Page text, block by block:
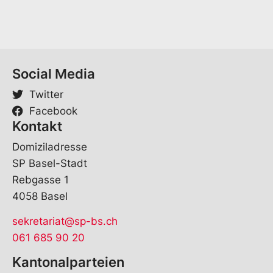
Social Media
Twitter
Facebook
Kontakt
Domiziladresse
SP Basel-Stadt
Rebgasse 1
4058 Basel
sekretariat@sp-bs.ch
061 685 90 20
Kantonalparteien